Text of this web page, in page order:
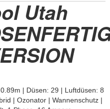
Utah
| Düsen: 29 | Luftdüsen: 8
| Ozonator | Wannenschutz |